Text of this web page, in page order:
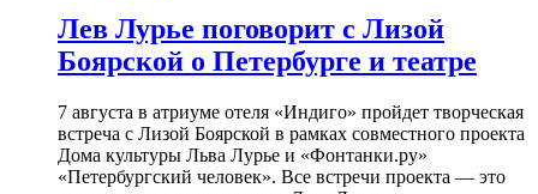
Лев Лурье поговорит с Лизой
Боярской о Петербурге и театре
7 августа в атриуме отеля «Индиго» пройдет творческая
встреча с Лизой Боярской в рамках совместного проекта
Дома культуры Льва Лурье и «Фонтанки.ру»
«Петербургский человек». Все встречи проекта — это